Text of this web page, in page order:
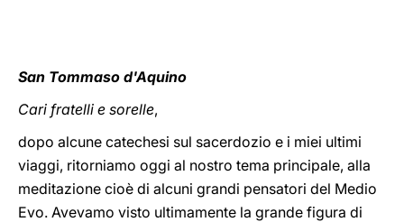
San Tommaso d'Aquino
Cari fratelli e sorelle,
dopo alcune catechesi sul sacerdozio e i miei ultimi
viaggi, ritorniamo oggi al nostro tema principale, alla
meditazione cioè di alcuni grandi pensatori del Medio
Evo. Avevamo visto ultimamente la grande figura di